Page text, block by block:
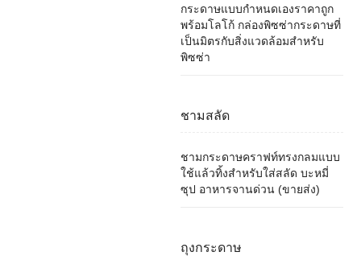
กระดาษแบบกำหนดเองราคาถูก
พร้อมโลโก้ กล่องพิซซ่ากระดาษที่
เป็นมิตรกับสิ่งแวดล้อมสำหรับ
พิซซ่า
ชามสลัด
ชามกระดาษคราฟท์ทรงกลมแบบ
ใช้แล้วทิ้งสำหรับใส่สลัด บะหมี่
ซุป อาหารจานด่วน (ขายส่ง)
ถุงกระดาษ